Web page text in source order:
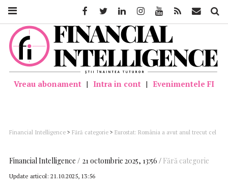
Vreau abonament | Intra in cont | Evenimentele FI
Financial Intelligence > Fără categorie > Eurostat: România a avut anul trecut cel
Financial Intelligence 21 octombrie 2025, 13:56 Fără categorie
Update articol: 21.10.2025, 13:56
FacebookTwitter LinkedinInstagramYoutube Feed Mail